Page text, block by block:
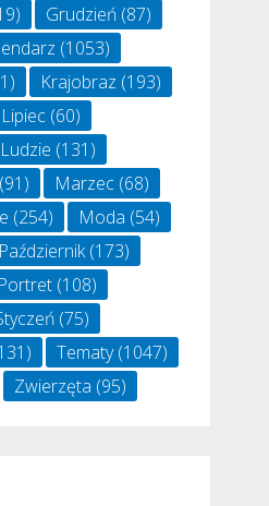
Grudzień(87)
(1053)
Krajobraz (193)
Lipiec(60)
Ludzie (131)
Marzec(68)
(254) Moda (54)
Październik(173)
Portret(108)
(75)
Tematy(1047)
Zwierzęta (95)